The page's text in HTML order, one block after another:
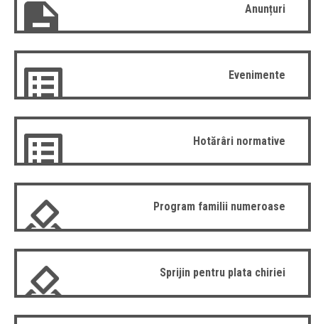
Anunțuri
Evenimente
Hotărâri normative
Program familii numeroase
Sprijin pentru plata chiriei